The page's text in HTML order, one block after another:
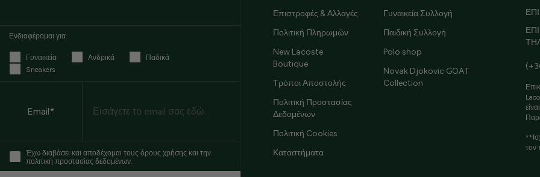
Ενδιαφέρομαι για:
Γυναικεία Ανδρικά
Παδικά
Sneakers
Email*
Έχω διαβάσει και αποδέχομαι τους όρους χρήσης και την
πολιτική προστασίας δεδομένων.
Επιστροφές & Αλλαγές
Πολιτική Πληρωμών
New Lacoste
Boutique
Τρόποι Αποστολής
Πολιτική Προστασίας
Δεδομένων
Πολιτική Cookies
Καταστήματα
Γυναικεία Συλλογή
Παιδική Συλλογή
Polo shop
Novak Djokovic GOAT
Collection
τον